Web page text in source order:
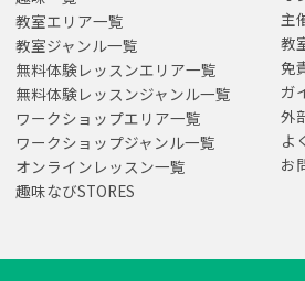
教室エリア一覧
教室ジャンル一覧
無料体験レッスンエリア一覧
無料体験レッスンジャンル一覧
ワークショップエリア一覧
ワークショップジャンル一覧
オンラインレッスン一覧
趣味なびSTORES
主
教
免
ガ
外
よ
お